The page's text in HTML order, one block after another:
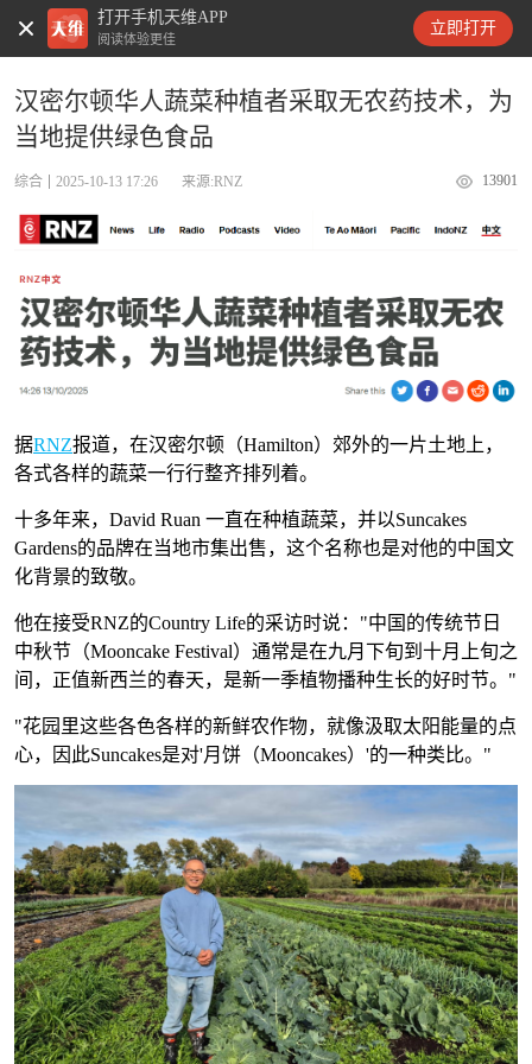
打开手机天维APP
阅读体验更佳
立即打开
天维新闻
汉密尔顿华人蔬菜种植者采取无农药技术，为
当地提供绿色食品
综合 2025-10-13 17:26 来源:RNZ 13901
据RNZ报道，在汉密尔顿（Hamilton）郊外的一片土地上，
各式各样的蔬菜一行行整齐排列着。
十多年来，David Ruan 一直在种植蔬菜，并以Suncakes
Gardens的品牌在当地市集出售，这个名称也是对他的中国文
化背景的致敬。
他在接受RNZ的Country Life的采访时说："中国的传统节日
中秋节（Mooncake Festival）通常是在九月下旬到十月上旬之
间，正值新西兰的春天，是新一季植物播种生长的好时节。"
"花园里这些各色各样的新鲜农作物，就像汲取太阳能量的点
心，因此Suncakes是对'月饼（Mooncakes）'的一种类比。"